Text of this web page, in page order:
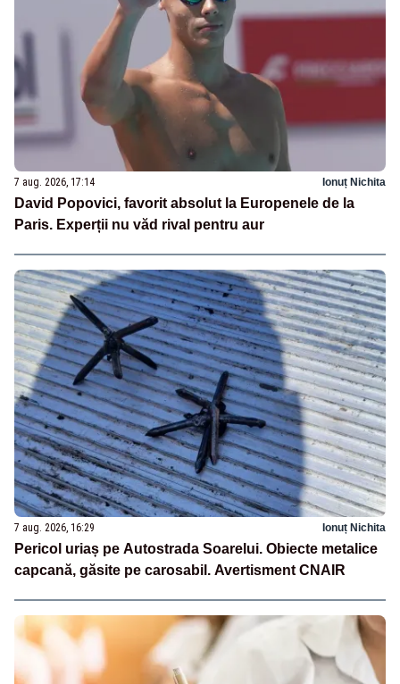
7 aug. 2026, 17:14 Ionuț Nichita
David Popovici, favorit absolut la Europenele de la
Paris. Experții nu văd rival pentru aur
7 aug. 2026, 16:29 Ionuț Nichita
Pericol uriaș pe Autostrada Soarelui. Obiecte metalice
capcană, găsite pe carosabil. Avertisment CNAIR